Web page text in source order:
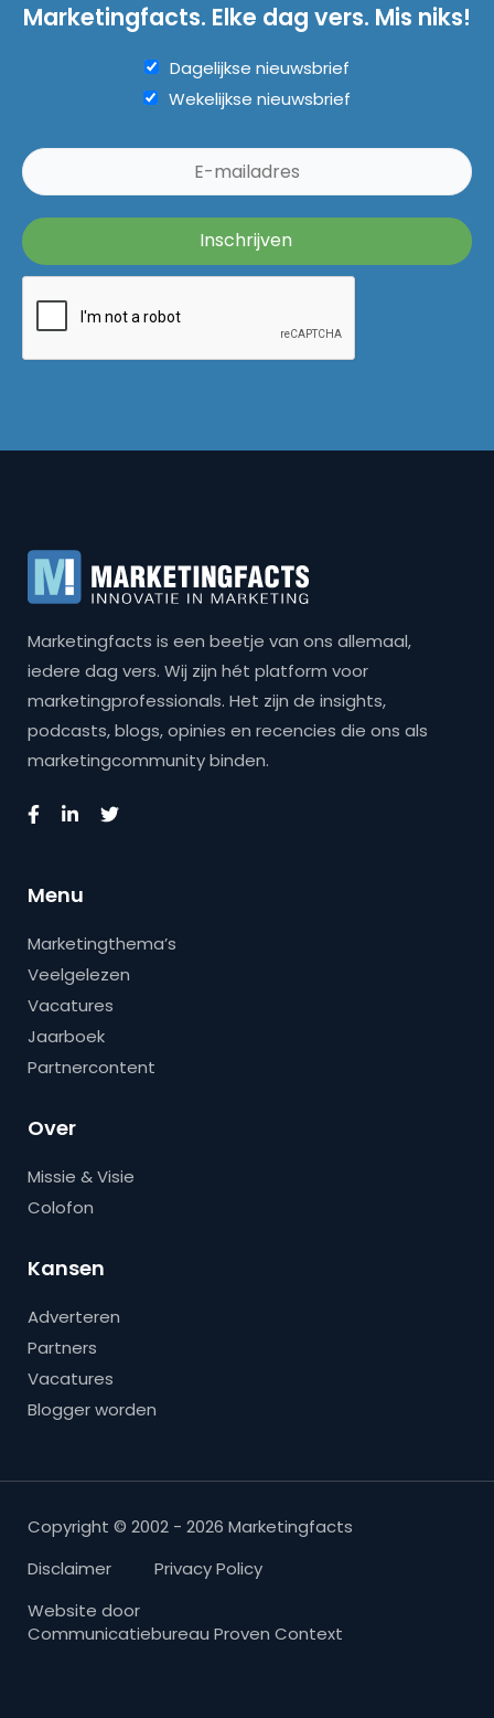
Marketingfacts. Elke dag vers. Mis niks!
Dagelijkse nieuwsbrief
Wekelijkse nieuwsbrief
Marketingfacts is een beetje van ons allemaal,
iedere dag vers. Wij zijn hét platform voor
marketingprofessionals. Het zijn de insights,
podcasts, blogs, opinies en recencies die ons als
marketingcommunity binden.
Menu
Marketingthema’s
Veelgelezen
Vacatures
Jaarboek
Partnercontent
Over
Missie & Visie
Colofon
Kansen
Adverteren
Partners
Vacatures
Blogger worden
Copyright © 2002 - 2026 Marketingfacts
Disclaimer
Privacy Policy
Website door
Communicatiebureau Proven Context